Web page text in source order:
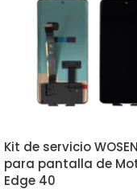
Kit de servicio
para pantalla de
Edge 40